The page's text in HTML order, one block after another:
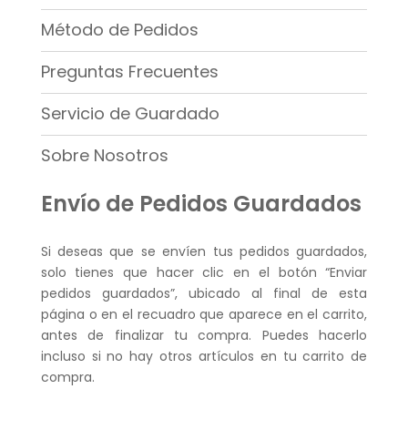
Método de Pedidos
Preguntas Frecuentes
Servicio de Guardado
Sobre Nosotros
Envío de Pedidos Guardados
Si deseas que se envíen tus pedidos guardados,
solo tienes que hacer clic en el botón “Enviar
pedidos guardados”, ubicado al final de esta
página o en el recuadro que aparece en el carrito,
antes de finalizar tu compra. Puedes hacerlo
incluso si no hay otros artículos en tu carrito de
compra.